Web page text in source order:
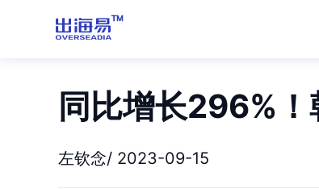
同比增长296%
左钦念/ 2023-09-15